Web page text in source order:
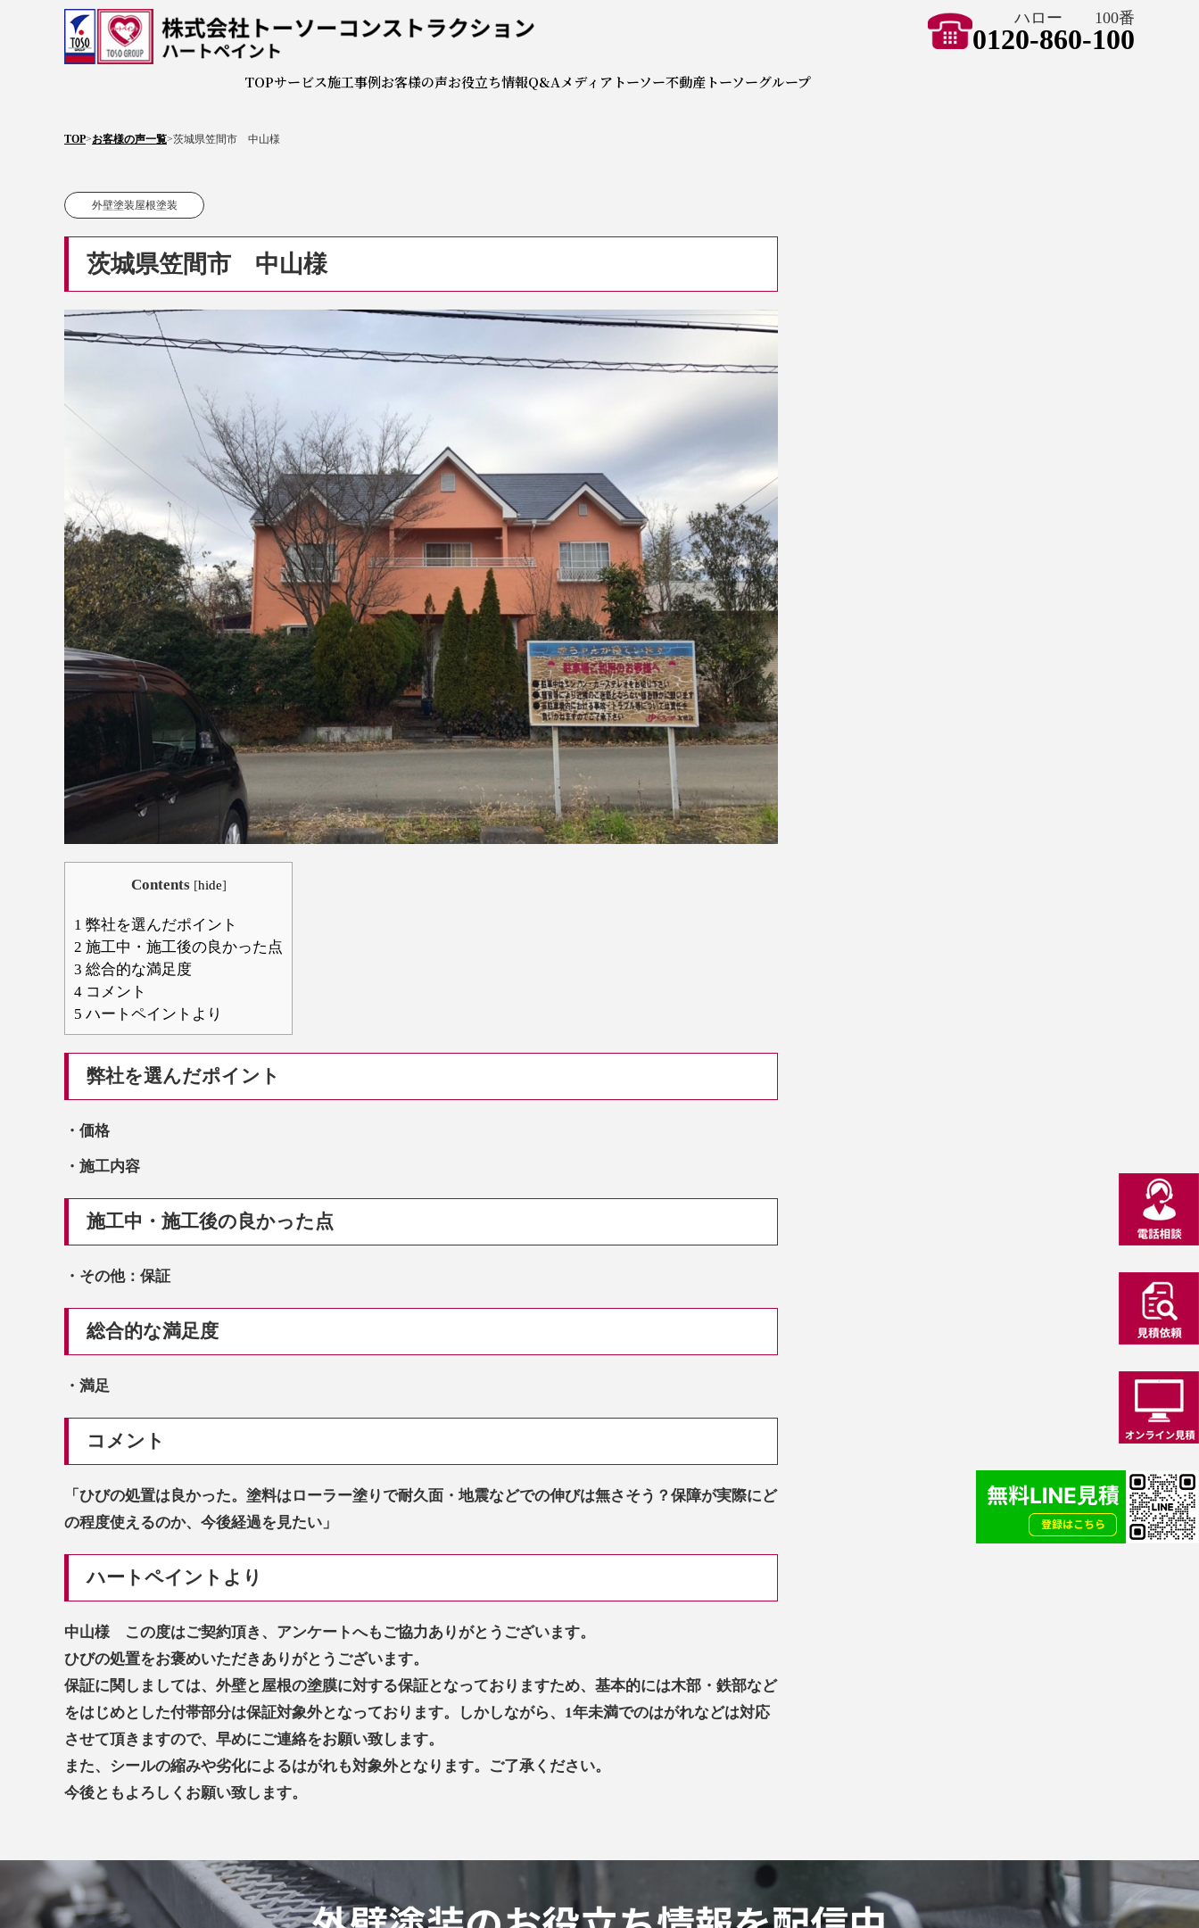
株式会社トーソーコンストラクション ハートペイント
ハロー 100番
0120-860-100
TOPサービス施工事例お客様の声お役立ち情報Q&Aメディア トーソー不動産トーソーグループ
TOP>お客様の声一覧>茨城県笠間市 中山様
外壁塗装屋根塗装
茨城県笠間市 中山様
Contents [hide]
1 弊社を選んだポイント
2 施工中・施工後の良かった点
3 総合的な満足度
4 コメント
5 ハートペイントより
弊社を選んだポイント
・価格
・施工内容
施工中・施工後の良かった点
・その他：保証
総合的な満足度
・満足
コメント
「ひびの処置は良かった。塗料はローラー塗りで耐久面・地震などでの伸びは無さそう？保障が実際にど
の程度使えるのか、今後経過を見たい」
ハートペイントより
中山様 この度はご契約頂き、アンケートへもご協力ありがとうございます。
ひびの処置をお褒めいただきありがとうございます。
保証に関しましては、外壁と屋根の塗膜に対する保証となっておりますため、基本的には木部・鉄部など
をはじめとした付帯部分は保証対象外となっております。しかしながら、1年未満でのはがれなどは対応
させて頂きますので、早めにご連絡をお願い致します。
また、シールの縮みや劣化によるはがれも対象外となります。ご了承ください。
今後ともよろしくお願い致します。